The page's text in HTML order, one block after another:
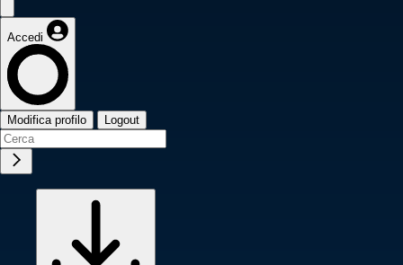
Accedi
Modifica profilo Logout